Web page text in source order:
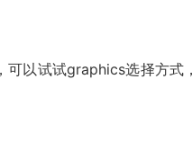
以试试graphics选择方式